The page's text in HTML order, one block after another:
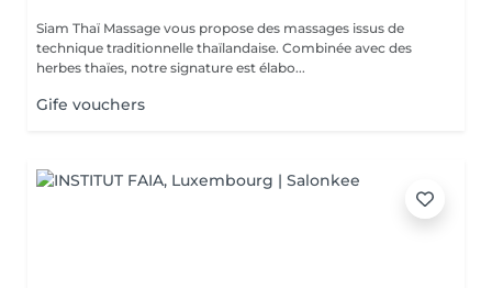
Siam Thaï Massage vous propose des massages issus de
technique traditionnelle thaïlandaise. Combinée avec des
herbes thaïes, notre signature est élabo...
Gife vouchers